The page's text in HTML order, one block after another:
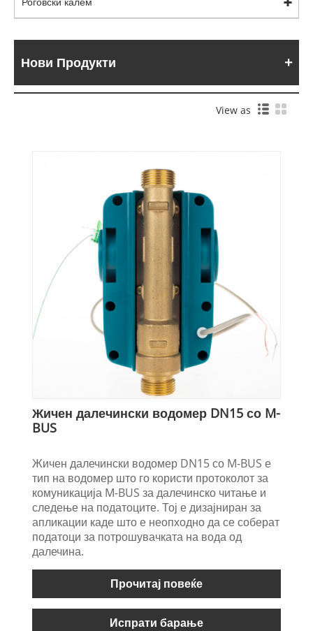
Нови Продукти
View as
Жичен далечински водомер DN15 со M-
BUS
Жичен далечински водомер DN15 со M-BUS е
тип на водомер што го користи протоколот за
комуникација M-BUS за далечинско читање и
следење на податоците. Тој е дизајниран за
апликации каде што е неопходно да се соберат
податоци за потрошувачката на вода од
далечина.
Прочитај повеќе
Испрати барање